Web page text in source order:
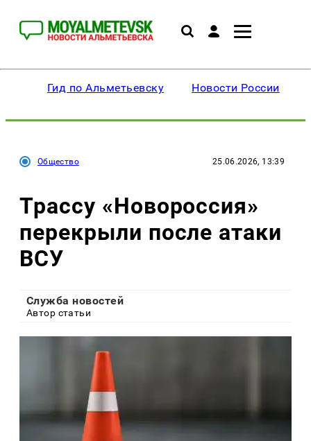
Гид по Альметьевску Новости России
Общество 25.06.2026, 13:39
Трассу «Новороссия»
перекрыли после атаки
ВСУ
Служба новостей
Автор статьи